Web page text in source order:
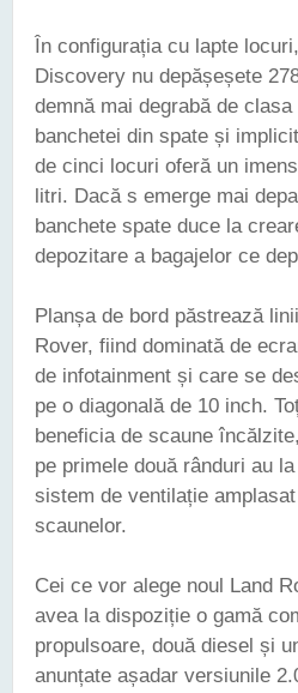
În configurația cu lapte
Discovery nu depășeșete
demnă mai degrabă de
banchetei din spate și
de cinci locuri oferă un
litri. Dacă s emerge mai
banchete spate duce la
depozitare a bagajelor ce
Planșa de bord păstrează
Rover, fiind dominată de
de infotainment și care se
pe o diagonală de 10 inch.
beneficia de scaune
pe primele două rânduri au
sistem de ventilație
scaunelor.
Cei ce vor alege noul Land
avea la dispoziție o gamă
propulsoare, două diesel și
anunțate așadar versiunile